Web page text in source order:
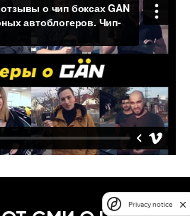
Privacy notice